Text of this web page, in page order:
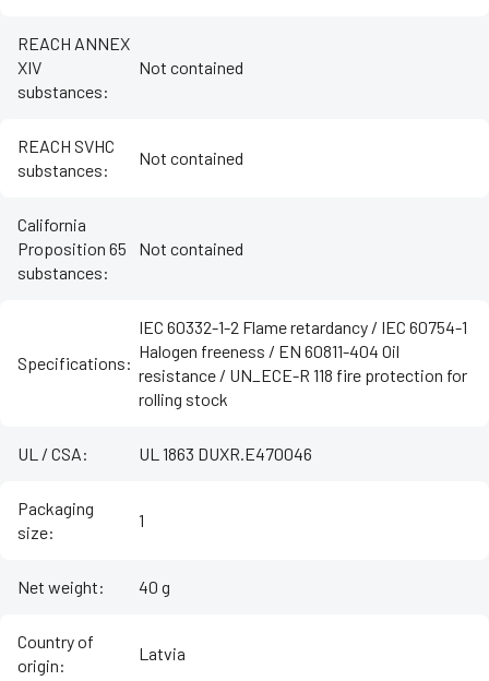
REACH ANNEX
XIV
substances:
Not contained
REACH SVHC
substances:
Not contained
California
Proposition 65
substances:
Not contained
Specifications:
IEC 60332-1-2 Flame retardancy / IEC 60754-1
Halogen freeness / EN 60811-404 Oil
resistance / UN_ECE-R 118 fire protection for
rolling stock
UL / CSA: UL 1863 DUXR.E470046
Packaging
size:
1
Net weight: 40 g
Country of
origin:
Latvia